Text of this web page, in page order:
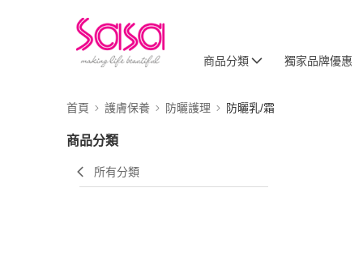
商品分類 獨家品牌優惠
首頁 護膚保養 防曬護理 防曬乳/霜
商品分類
所有分類